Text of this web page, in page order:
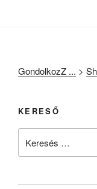
GondolkozZ ... >
KERESŐ